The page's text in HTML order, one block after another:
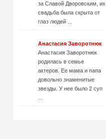
за Славой Дворовским, их
свадьба была скрыта от
глаз людей ...
Анастасия Заворотнюк
Анастасия Заворотнюк
родилась в семье
актеров. Ее мама и папа
довольно знаменитые
звезды. У нее было 2 суп